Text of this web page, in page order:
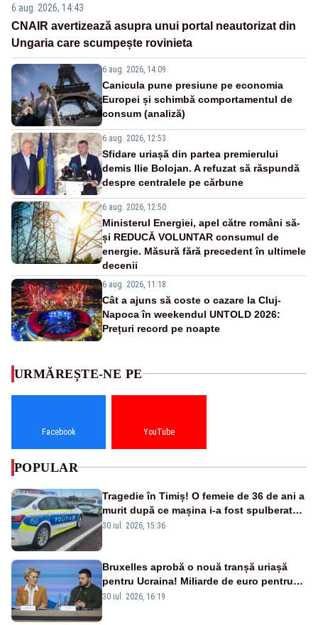
6 aug. 2026, 14:43
CNAIR avertizează asupra unui portal neautorizat din
Ungaria care scumpește rovinieta
6 aug. 2026, 14:09
Canicula pune presiune pe economia
Europei și schimbă comportamentul de
consum (analiză)
6 aug. 2026, 12:53
Sfidare uriașă din partea premierului
demis Ilie Bolojan. A refuzat să răspundă
despre centralele pe cărbune
6 aug. 2026, 12:50
Ministerul Energiei, apel către români să-
și REDUCĂ VOLUNTAR consumul de
energie. Măsură fără precedent în ultimele
decenii
6 aug. 2026, 11:18
Cât a ajuns să coste o cazare la Cluj-
Napoca în weekendul UNTOLD 2026:
Prețuri record pe noapte
URMĂREȘTE-NE PE
Facebook YouTube
POPULAR
Tragedie în Timiș! O femeie de 36 de ani a
murit după ce mașina i-a fost spulberată
de tren
30 iul. 2026, 15:36
Bruxelles aprobă o nouă tranșă uriașă
pentru Ucraina! Miliarde de euro pentru
armament și apărare
30 iul. 2026, 16:19